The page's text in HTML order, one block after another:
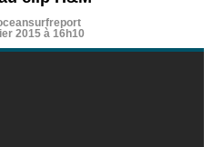
2015 à 16h10